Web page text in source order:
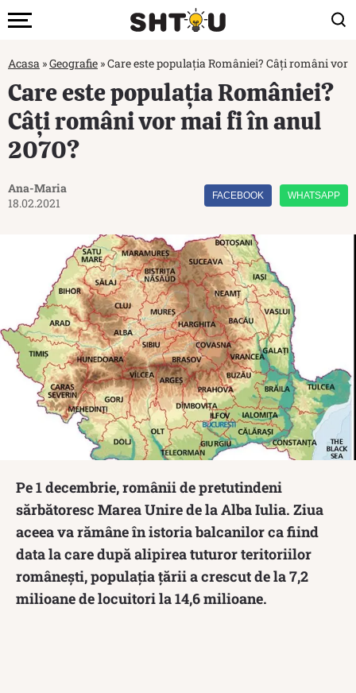
Acasa »Geografie »Care este populația României? Câți români vor
Care este populația României?
Câți români vor mai fi în anul
2070?
Ana-Maria
18.02.2021
FACEBOOK WHATSAPP
Pe 1 decembrie, românii de pretutindeni
sărbătoresc Marea Unire de la Alba Iulia. Ziua
aceea va rămâne în istoria balcanilor ca fiind
data la care după alipirea tuturor teritoriilor
românești, populația țării a crescut de la 7,2
milioane de locuitori la 14,6 milioane.